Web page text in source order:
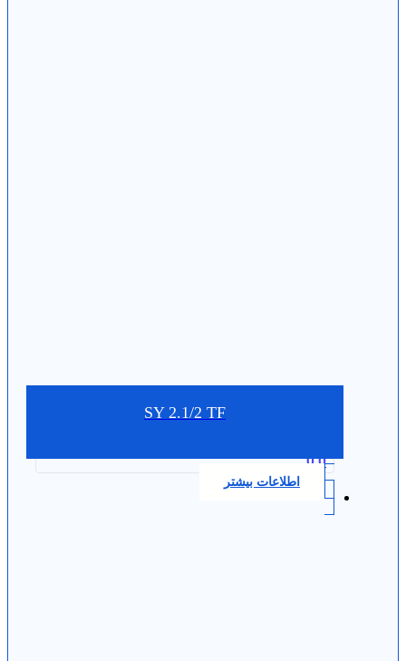
SY 2.1/2 TF
0.0
اطلاعات بیشتر